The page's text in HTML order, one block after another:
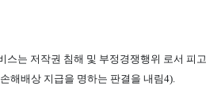
스는 저작권 침해 및 부정경쟁행위 로서 피고
해배상 지급을 명하는 판결을 내림4).